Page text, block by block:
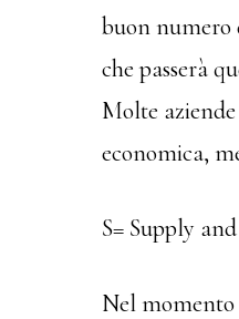
buon numero
che passerà
Molte
economica,
S= Supply
Nel momento